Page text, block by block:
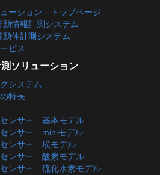
ーション トップページ
動情報計測システム
体計測システム
ビス
ソリューション
システム
特長
センサー 基本モデル
センサー miniモデル
センサー 埃モデル
センサー 酸素モデル
センサー 硫化水素モデル